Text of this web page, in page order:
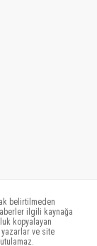
belirtilmeden
ilgili kaynağa
kopyalayan
yazarlar ve site